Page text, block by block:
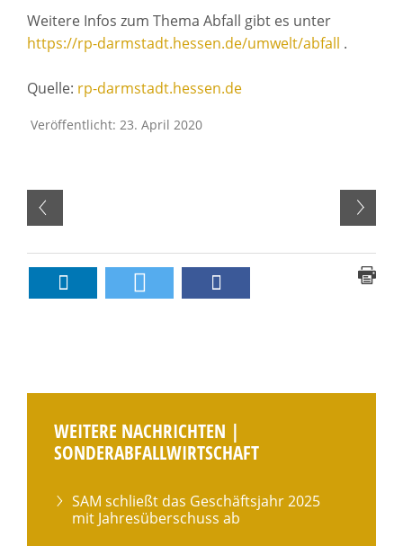
Weitere Infos zum Thema Abfall gibt es unter
https://rp-darmstadt.hessen.de/umwelt/abfall .
Quelle: rp-darmstadt.hessen.de
Veröffentlicht: 23. April 2020
WEITERE NACHRICHTEN |
SONDERABFALLWIRTSCHAFT
SAM schließt das Geschäftsjahr 2025
mit Jahresüberschuss ab